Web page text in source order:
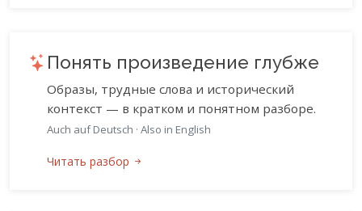
Понять произведение глубже
Образы, трудные слова и исторический
контекст — в кратком и понятном разборе.
Auch auf Deutsch · Also in English
Читать разбор